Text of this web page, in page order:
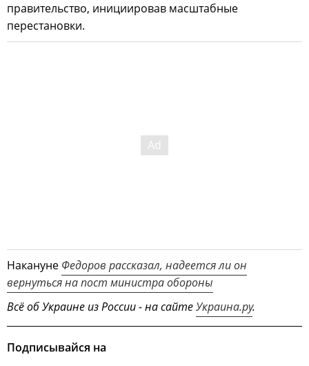
правительство, инициировав масштабные
перестановки.
Накануне Федоров рассказал, надеется ли он
вернуться на пост министра обороны
Всё об Украине из России - на сайтеУкраина.ру.
Подписывайся на